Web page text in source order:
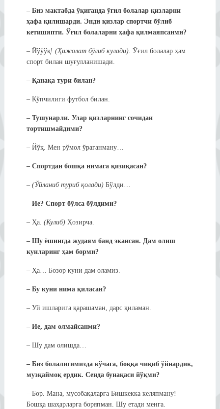
– Биз мактабда ўқиганда ўғил болалар қизларни
ҳафа қилишарди. Энди қизлар спортчи бўлиб
кетишяпти. Ўғил болаларни ҳафа қилмаяпсанми?
– Йўўўқ! (Ҳижолат бўлиб кулади). Ўғил болалар ҳам
спорт билан шуғулланишади.
– Қанақа тури билан?
– Кўпчилиги футбол билан.
– Тушунарли. Улар қизларнинг сочидан
тортишмайдими?
– Йўқ. Мен рўмол ўраганману…
– Спортдан бошқа нимага қизиқасан?
– (Ўйланиб туриб қолади)Бўлди…
– Ие? Спорт бўлса бўлдими?
– Ҳа. (Кулиб)Ҳозирча.
– Шу ёшингда жудаям банд экансан. Дам олиш
кунларинг ҳам борми?
– Ҳа… Бозор куни дам оламиз.
– Бу куни нима қиласан?
– Уй ишларига қарашаман, дарс қиламан.
– Ие, дам олмайсанми?
– Шу дам олишда…
– Биз болалигимизда кўчага, боққа чиқиб ўйнардик,
музқаймоқ ердик. Сенда бунақаси йўқми?
– Бор. Мана, мусобақаларга Бишкекка келяпману!
Бошқа шаҳарларга боряпман. Шу етади менга.